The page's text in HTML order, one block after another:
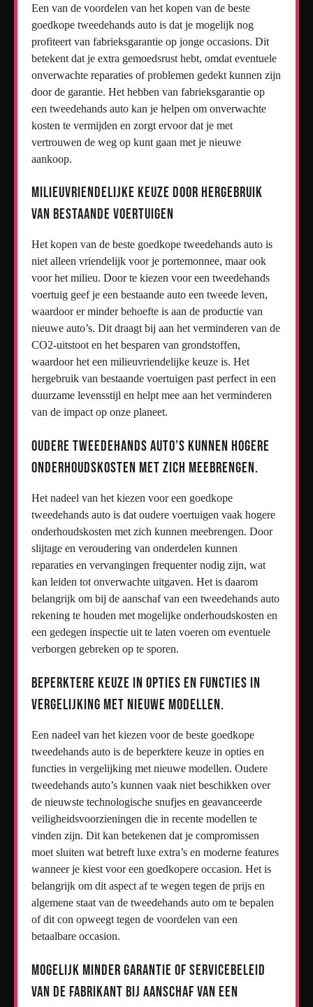
Een van de voordelen van het kopen van de beste
goedkope tweedehands auto is dat je mogelijk nog
profiteert van fabrieksgarantie op jonge occasions. Dit
betekent dat je extra gemoedsrust hebt, omdat eventuele
onverwachte reparaties of problemen gedekt kunnen zijn
door de garantie. Het hebben van fabrieksgarantie op
een tweedehands auto kan je helpen om onverwachte
kosten te vermijden en zorgt ervoor dat je met
vertrouwen de weg op kunt gaan met je nieuwe
aankoop.
Milieuvriendelijke keuze door hergebruik
van bestaande voertuigen
Het kopen van de beste goedkope tweedehands auto is
niet alleen vriendelijk voor je portemonnee, maar ook
voor het milieu. Door te kiezen voor een tweedehands
voertuig geef je een bestaande auto een tweede leven,
waardoor er minder behoefte is aan de productie van
nieuwe auto’s. Dit draagt bij aan het verminderen van de
CO2-uitstoot en het besparen van grondstoffen,
waardoor het een milieuvriendelijke keuze is. Het
hergebruik van bestaande voertuigen past perfect in een
duurzame levensstijl en helpt mee aan het verminderen
van de impact op onze planeet.
Oudere tweedehands auto’s kunnen hogere
onderhoudskosten met zich meebrengen.
Het nadeel van het kiezen voor een goedkope
tweedehands auto is dat oudere voertuigen vaak hogere
onderhoudskosten met zich kunnen meebrengen. Door
slijtage en veroudering van onderdelen kunnen
reparaties en vervangingen frequenter nodig zijn, wat
kan leiden tot onverwachte uitgaven. Het is daarom
belangrijk om bij de aanschaf van een tweedehands auto
rekening te houden met mogelijke onderhoudskosten en
een gedegen inspectie uit te laten voeren om eventuele
verborgen gebreken op te sporen.
Beperktere keuze in opties en functies in
vergelijking met nieuwe modellen.
Een nadeel van het kiezen voor de beste goedkope
tweedehands auto is de beperktere keuze in opties en
functies in vergelijking met nieuwe modellen. Oudere
tweedehands auto’s kunnen vaak niet beschikken over
de nieuwste technologische snufjes en geavanceerde
veiligheidsvoorzieningen die in recente modellen te
vinden zijn. Dit kan betekenen dat je compromissen
moet sluiten wat betreft luxe extra’s en moderne features
wanneer je kiest voor een goedkopere occasion. Het is
belangrijk om dit aspect af te wegen tegen de prijs en
algemene staat van de tweedehands auto om te bepalen
of dit con opweegt tegen de voordelen van een
betaalbare occasion.
Mogelijk minder garantie of servicebeleid
van de fabrikant bij aanschaf van een